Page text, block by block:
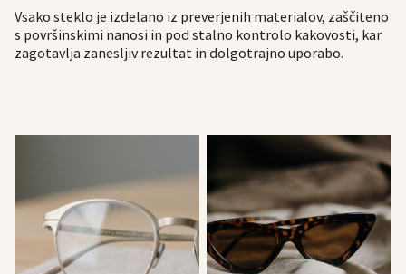
Vsako steklo je izdelano iz preverjenih materialov, zaščiteno
s površinskimi nanosi in pod stalno kontrolo kakovosti, kar
zagotavlja zanesljiv rezultat in dolgotrajno uporabo.